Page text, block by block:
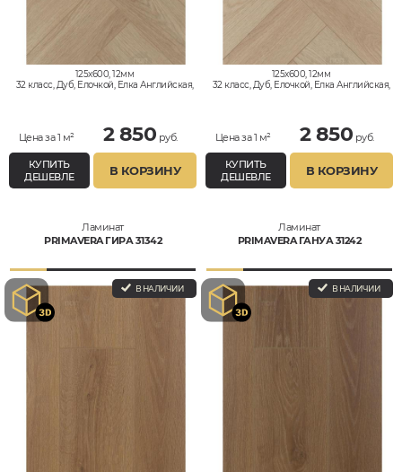
125x600, 12мм
32 класс, Дуб, Елочкой, Елка Английская,
Цена за 1 м² 2 850 руб.
КУПИТЬ
ДЕШЕВЛЕ
В КОРЗИНУ
125x600, 12мм
32 класс, Дуб, Елочкой, Елка Английская,
Цена за 1 м² 2 850 руб.
КУПИТЬ
ДЕШЕВЛЕ
В КОРЗИНУ
Ламинат
PRIMAVERA ГИРА 31342
В НАЛИЧИИ
Ламинат
PRIMAVERA ГАНУА 31242
В НАЛИЧИИ